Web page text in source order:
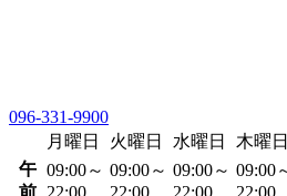
096-331-9900
月曜日
火曜日 水曜日 木曜日
午 09:00～ 09:00～ 09:00～ 09:00